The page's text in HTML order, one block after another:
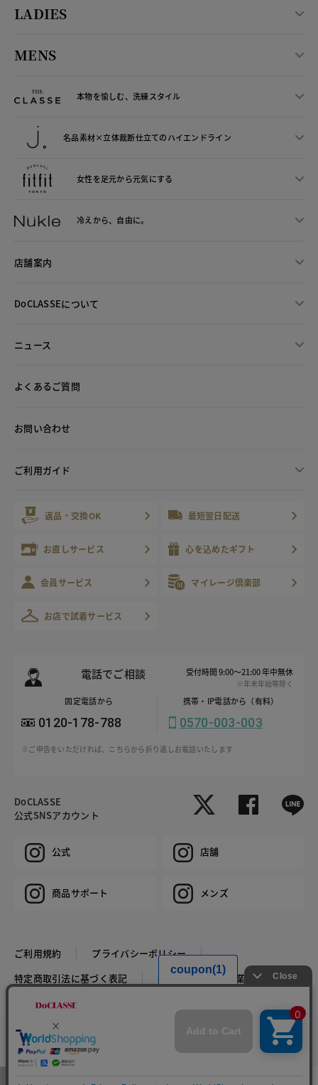
カラー・サイズを選択する
LADIES
MENS
本物を愉しむ、洗練スタイル
名品素材×立体裁断仕立てのハイエンドライン
女性を足元から元気にする
冷えから、 自由に。
店舗案内
DoCLASSEについて
ニュース
よくあるご質問
お問い合わせ
ご利用ガイド
返品・交換OK 最短翌日配送
お直しサービス 心を込めたギフト
会員サービス マイレージ倶楽部
お店で試着サービス
電話でご相談 受付時間 9:00～21:00 年中無休
※年末年始等除く
固定電話から
0120-178-788
携帯・IP電話から（有料）
0570-003-003
※ご申告をいただければ、こちらから折り返しお電話いたします
DoCLASSE
公式SNSアカウント
公式 店舗
商品サポート メンズ
ご利用規約
プライバシーポリシー
特定商取引法に基づく表記
推奨環境 企業情報
COPYRIGHT © DoCLASSE ALL RIGHTS RESERVED.